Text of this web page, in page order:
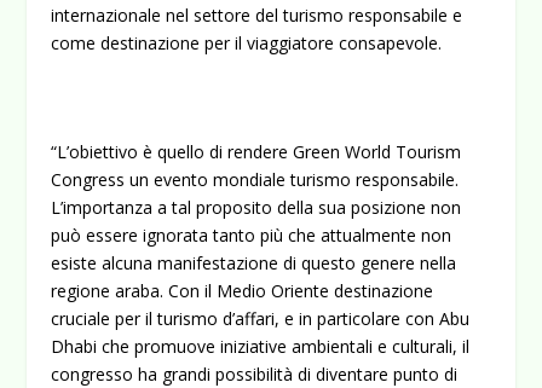
internazionale nel settore del turismo responsabile e
come destinazione per il viaggiatore consapevole.
“L’obiettivo è quello di rendere Green World Tourism
Congress un evento mondiale turismo responsabile.
L’importanza a tal proposito della sua posizione non
può essere ignorata tanto più che attualmente non
esiste alcuna manifestazione di questo genere nella
regione araba. Con il Medio Oriente destinazione
cruciale per il turismo d’affari, e in particolare con Abu
Dhabi che promuove iniziative ambientali e culturali, il
congresso ha grandi possibilità di diventare punto di